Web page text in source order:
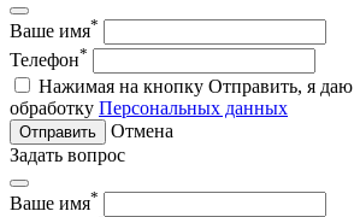
Ваше имя*
Телефон*
Нажимая на кнопку Отправить, я даю
обработку Персональных данных
Отправить
Отмена
Задать вопрос
Ваше имя*